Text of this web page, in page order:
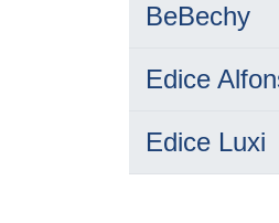
BeBechy
Edice
Edice Luxi